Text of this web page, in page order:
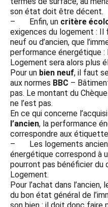
son état doit être décent.
– Enfin, un critère
exigences du logement : Il
neuf ou d’ancien, que
performance énergétique :
Logement sera alors plus
Pour un bien neuf, il faut
aux normes BBC –
pas. Le montant du
ne l’est pas.
En ce qui concerne
l’ancien, la performance
correspondre aux
– Les logements
énergétique correspond à
pourront pas bénéficier du
Logement.
Pour l’achat dans
du bon état général de